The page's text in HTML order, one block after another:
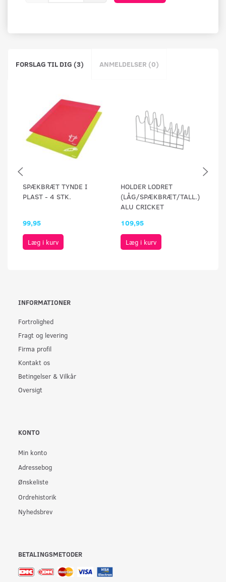
FORSLAG TIL DIG (3) ANMELDELSER (0)
SPÆKBRÆT TYNDE I
PLAST - 4 STK.
99,95
Læg i kurv
HOLDER LODRET
(LÅG/SPÆKBRÆT/TALL.)
ALU CRICKET
109,95
Læg i kurv
INFORMATIONER
Fortrolighed
Fragt og levering
Firma profil
Kontakt os
Betingelser & Vilkår
Oversigt
KONTO
Min konto
Adressebog
Ønskeliste
Ordrehistorik
Nyhedsbrev
BETALINGSMETODER